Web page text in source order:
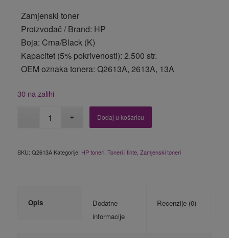
Zamjenski toner
Proizvođač / Brand: HP
Boja: Crna/Black (K)
Kapacitet (5% pokrivenosti): 2.500 str.
OEM oznaka tonera: Q2613A, 2613A, 13A
30 na zalihi
Dodaj u košaricu
SKU: Q2613A Kategorije: HP toneri, Toneri i tinte, Zamjenski toneri
Opis
Dodatne
informacije
Recenzije (0)